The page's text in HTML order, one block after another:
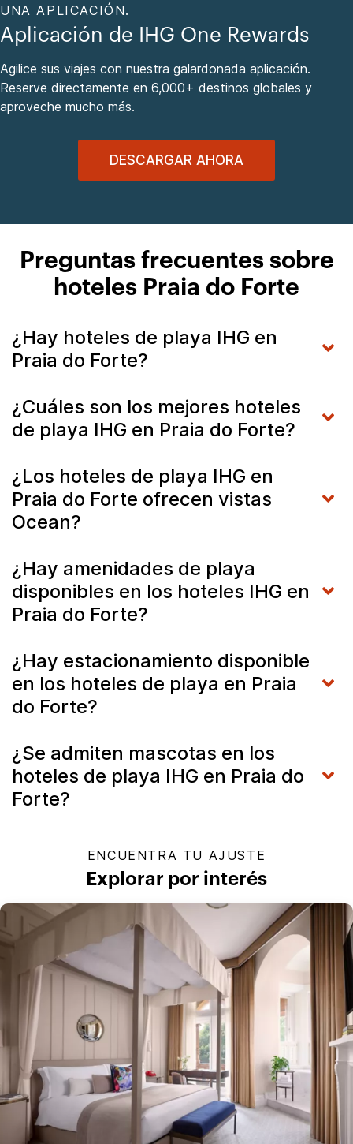
UNA APLICACIÓN.
Aplicación de IHG One Rewards
Agilice sus viajes con nuestra galardonada aplicación.
Reserve directamente en 6,000+ destinos globales y
aproveche mucho más.
DESCARGAR AHORA
Preguntas frecuentes sobre
hoteles Praia do Forte
¿Hay hoteles de playa IHG en
Praia do Forte?
¿Cuáles son los mejores hoteles
de playa IHG en Praia do Forte?
¿Los hoteles de playa IHG en
Praia do Forte ofrecen vistas
Ocean?
¿Hay amenidades de playa
disponibles en los hoteles IHG en
Praia do Forte?
¿Hay estacionamiento disponible
en los hoteles de playa en Praia
do Forte?
¿Se admiten mascotas en los
hoteles de playa IHG en Praia do
Forte?
ENCUENTRA TU AJUSTE
Explorar por interés